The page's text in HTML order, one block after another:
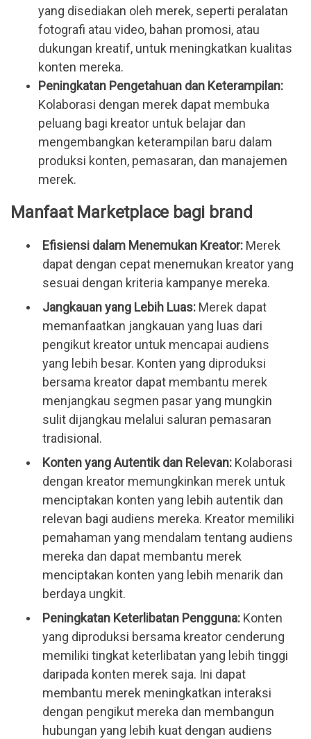
yang disediakan oleh merek, seperti peralatan
fotografi atau video, bahan promosi, atau
dukungan kreatif, untuk meningkatkan kualitas
konten mereka.
Peningkatan Pengetahuan dan Keterampilan:
Kolaborasi dengan merek dapat membuka
peluang bagi kreator untuk belajar dan
mengembangkan keterampilan baru dalam
produksi konten, pemasaran, dan manajemen
merek.
Manfaat Marketplace bagi brand
Efisiensi dalam Menemukan Kreator: Merek
dapat dengan cepat menemukan kreator yang
sesuai dengan kriteria kampanye mereka.
Jangkauan yang Lebih Luas: Merek dapat
memanfaatkan jangkauan yang luas dari
pengikut kreator untuk mencapai audiens
yang lebih besar. Konten yang diproduksi
bersama kreator dapat membantu merek
menjangkau segmen pasar yang mungkin
sulit dijangkau melalui saluran pemasaran
tradisional.
Konten yang Autentik dan Relevan: Kolaborasi
dengan kreator memungkinkan merek untuk
menciptakan konten yang lebih autentik dan
relevan bagi audiens mereka. Kreator memiliki
pemahaman yang mendalam tentang audiens
mereka dan dapat membantu merek
menciptakan konten yang lebih menarik dan
berdaya ungkit.
Peningkatan Keterlibatan Pengguna: Konten
yang diproduksi bersama kreator cenderung
memiliki tingkat keterlibatan yang lebih tinggi
daripada konten merek saja. Ini dapat
membantu merek meningkatkan interaksi
dengan pengikut mereka dan membangun
hubungan yang lebih kuat dengan audiens